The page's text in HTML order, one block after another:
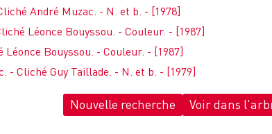
André Muzac. - N. et b. - [1978]
Léonce Bouyssou. - Couleur. - [1987]
Bouyssou. - Couleur. - [1987]
- Cliché Guy Taillade. - N. et b. - [1979]
Nouvelle recherche Voir dans